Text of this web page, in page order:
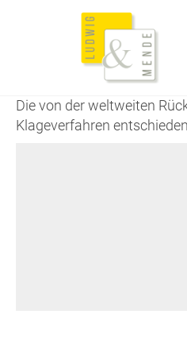
Die von der weltweiten
Klageverfahren